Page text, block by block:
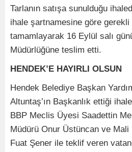
Tarlanın satışa sunulduğu
ihale şartnamesine göre gerekli
tamamlayarak 16 Eylül salı
Müdürlüğüne teslim etti.
HENDEK’E HAYIRLI OLSUN
Hendek Belediye Başkan
Altuntaş’ın Başkanlık ettiği
BBP Meclis Üyesi Saadettin
Müdürü Onur Üstüncan ve
Fuat Şener ile teklif veren